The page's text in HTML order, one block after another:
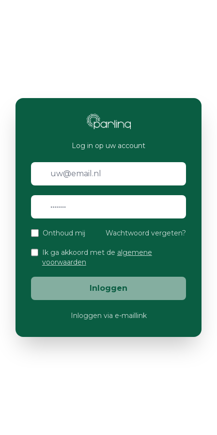
Log in op uw account
Onthoud mij Wachtwoord vergeten?
Ik ga akkoord met de algemene
voorwaarden
Inloggen
Inloggen via e-maillink